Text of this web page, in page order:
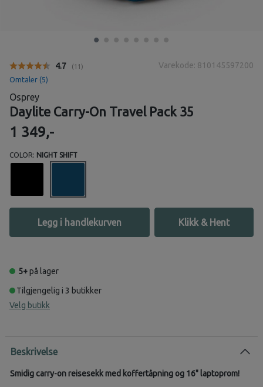
Gjennomsnittskarakter:
4.7 (stemmer:
11 )
Omtaler (5)
Varekode: 810145597200
Osprey
Daylite Carry-On Travel Pack 35
1 349,-
COLOR: NIGHT SHIFT
Legg i handlekurven Klikk & Hent
5+på lager
Tilgjengelig i 3 butikker
Velg butikk
Beskrivelse
Smidig carry-on reisesekk med koffertåpning og 16" laptoprom!